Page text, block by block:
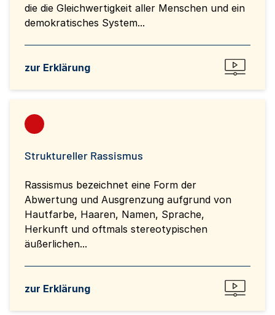
die die Gleichwertigkeit aller Menschen und ein
demokratisches System...
zur Erklärung
Struktureller Rassismus
Rassismus bezeichnet eine Form der
Abwertung und Ausgrenzung aufgrund von
Hautfarbe, Haaren, Namen, Sprache,
Herkunft und oftmals stereotypischen
äußerlichen...
zur Erklärung